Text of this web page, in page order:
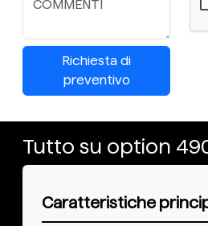
Richiesta di
preventivo
Tutto su option
Caratteristiche